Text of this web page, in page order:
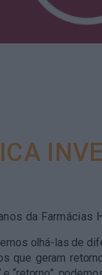
da Farmácias
olhá-las de
que geram